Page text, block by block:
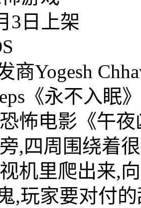
3日上架
商Yogesh
《永不入眠
怖电影《午
,四周围绕着
机里爬出来,
,玩家要对付